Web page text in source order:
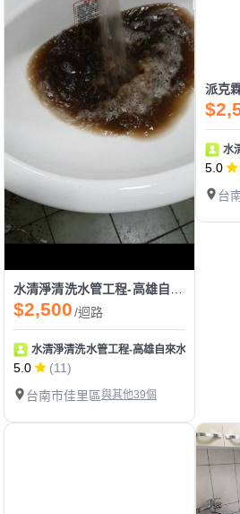
水清淨清洗水管工程-高雄自來水管清洗/高雄水塔清洗推薦/高雄熱水器除垢/高雄全戶水大塔過濾
$2,500/迴路
水清淨清洗水管工程-高雄自來水管清洗/高
5.0
(11)
台南市佳里區與其他39個
水
5.0
台